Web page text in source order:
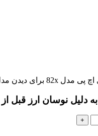
برای دیدن
به دلیل نوسان ارز قبل از